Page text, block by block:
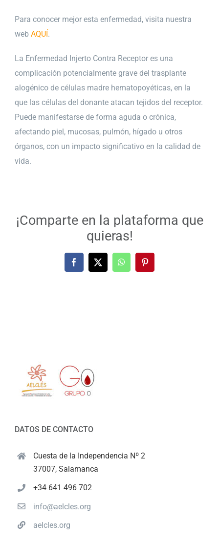
Para conocer mejor esta enfermedad, visita nuestra
web AQUÍ.
La Enfermedad Injerto Contra Receptor es una
complicación potencialmente grave del trasplante
alogénico de células madre hematopoyéticas, en la
que las células del donante atacan tejidos del receptor.
Puede manifestarse de forma aguda o crónica,
afectando piel, mucosas, pulmón, hígado u otros
órganos, con un impacto significativo en la calidad de
vida.
¡Comparte en la plataforma que
quieras!
Facebook
X WhatsAppPinterest
DATOS DE CONTACTO
Cuesta de la Independencia Nº 2
37007, Salamanca
+34 641 496 702
info@aelcles.org
aelcles.org